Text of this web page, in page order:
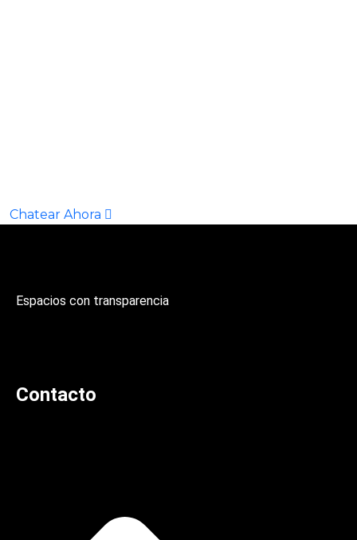
Chatear Ahora
Espacios con transparencia
Contacto